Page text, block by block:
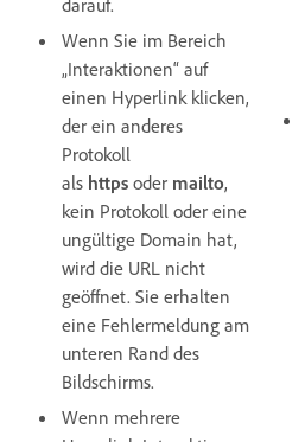
darauf.
Wenn Sie im Bereich
„Interaktionen“ auf
einen Hyperlink klicken,
der ein anderes
Protokoll
als https oder mailto,
kein Protokoll oder eine
ungültige Domain hat,
wird die URL nicht
geöffnet. Sie erhalten
eine Fehlermeldung am
unteren Rand des
Bildschirms.
Wenn mehrere